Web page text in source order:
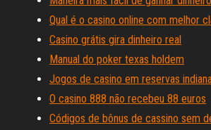
Qual é o casino online com melhor
Casino grátis gira dinheiro real
Manual do poker texas holdem
Jogos de casino em reservas
O casino 888 não recebeu 88 euros
Códigos de bônus de cassino sem